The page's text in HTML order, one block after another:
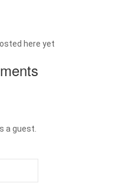
here yet
a guest.